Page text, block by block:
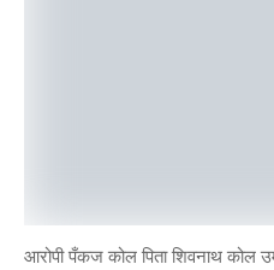
आरोपी पँकज कोल पिता शिवनाथ कोल